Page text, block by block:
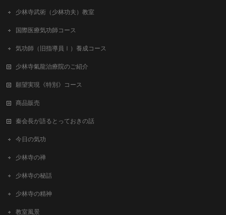
少林寺武術（少林功夫）教室
国際医療気功師コース
気功師（旧指導員Ⅰ）養成コース
少林寺氣龍治療院のご紹介
願望実現《特別》コース
商品販売
秦会長が語るとっておきの話
今日の気功
少林寺の禅
少林寺の秘話
少林寺の精神
教室風景